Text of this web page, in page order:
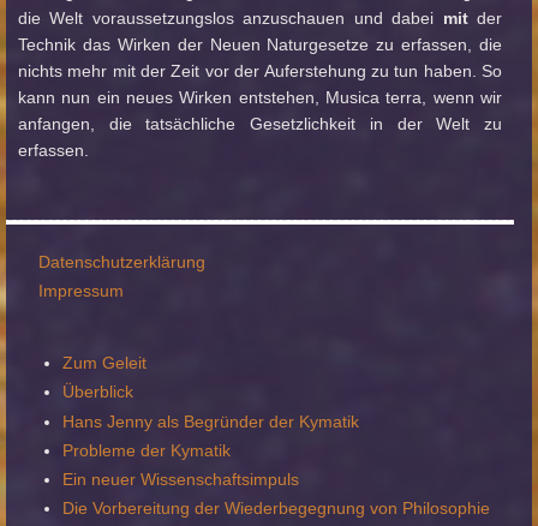
die Welt voraussetzungslos anzuschauen und dabei mitder
Technik das Wirken der Neuen Naturgesetze zu erfassen, die
nichts mehr mit der Zeit vor der Auferstehung zu tun haben. So
kann nun ein neues Wirken entstehen, Musica terra, wenn wir
anfangen, die tatsächliche Gesetzlichkeit in der Welt zu
erfassen.
Datenschutzerklärung
Impressum
Zum Geleit
Überblick
Hans Jenny als Begründer der Kymatik
Probleme der Kymatik
Ein neuer Wissenschaftsimpuls
Die Vorbereitung der Wiederbegegnung von Philosophie